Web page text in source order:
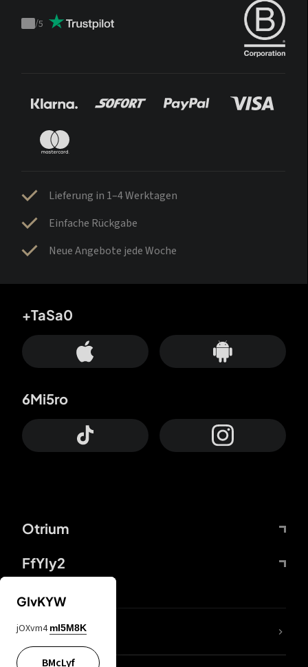
Trustpilot
/5
Lieferung in 1–4 Werktagen
Einfache Rückgabe
Neue Angebote jede Woche
Otrium
FfYIy2
+TaSa0
6Mi5ro
DDcvSo
GIvKYW
jOXvm4 mI5M8K
BMcLyf